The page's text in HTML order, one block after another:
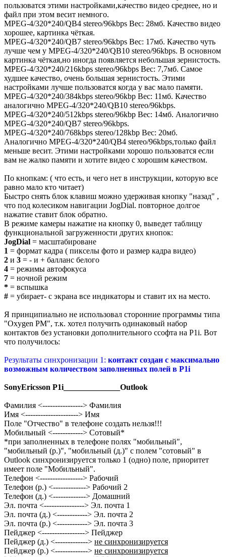
пользоватся этими настройками,качество видео среднее, но и
файл при этом весит немного.
MPEG-4/320*240/QB4 stereo/96kbps Вес: 28мб. Качество видео
хорошее, картинка чёткая.
MPEG-4/320*240/QB7 stereo/96kbps Вес: 17мб. Качество чуть
лучше чем у MPEG-4/320*240/QB10 stereo/96kbps. В основном
картинка чёткая,но иногда появляется небольшая зернистость.
MPEG-4/320*240/216kbps stereo/96kbps Вес: 7,7мб. Самое
худшее качество, очень большая зернистость. Этими
настройками лучше пользоватся когда у вас мало памяти.
MPEG-4/320*240/384kbps stereo/96kbp Вес: 11мб. Качество
аналогично MPEG-4/320*240/QB10 stereo/96kbps.
MPEG-4/320*240/512kbps stereo/96kbp Вес: 14мб. Аналогично
MPEG-4/320*240/QB7 stereo/96kbps.
MPEG-4/320*240/768kbps stereo/128kbp Вес: 20мб.
Аналогично MPEG-4/320*240/QB4 stereo/96kbps,только файл
меньше весит. Этими настройками хорошо пользоватся если
вам не жалко памяти и хотите видео с хорошим качеством.
По кнопкам: ( что есть, и чего нет в инструкции, которую все
равно мало кто читает)
Быстро снять блок клавиш можно удерживая кнопку "назад" ,
что под колесиком навигации JogDial. повторное долгое
нажатие ставит блок обратно.
В режиме камеры нажатие на кнопку 0, выведет таблицу
функциональной загруженности других кнопок:
JogDial = масштабироване
1 = формат кадра ( пикселы фото и размер кадра видео)
2 и 3 = - и + балланс белого
4 = режимы автофокуса
7 = ночной режим
* = вспышка
# = убирает- с экрана все индикаторы и ставит их на место.
Я принципиально не использовал сторонние программы типа
"Oxygen PM", т.к. хотел получить одинаковый набор
контактов без установки дополнительного ссофта на P1i. Вот
что получилось:
Результаты синхронизации 1: контакт создан с максимально
возможным количеством заполненных полей в P1i
SonyEricsson P1i______________Outlook
Фамилия <----------------> Фамилия
Имя <---------------------> Имя
Поле "Отчество" в телефоне создать нельзя!!!
Мобильный <------------> Сотовый*
*при заполненных в телефоне полях "мобильный",
"мобильный (р.)", "мобильный (д.)" с полем "сотовый" в
Outlook синхронизируется только 1 (одно) поле, приоритет
имеет поле "Мобильный".
Телефон <-----------------> Рабочий
Телефон (р.) <-------------> Рабочий 2
Телефон (д.) <-------------> Домашний
Эл. почта <----------------> Эл. почта 1
Эл. почта (д.) <------------> Эл. почта 2
Эл. почта (р.) <------------> Эл. почта 3
Пейджер <-----------------> Пейджер
Пейджер (д.) <-------------> не синхронизируется
Пейджер (р.) <-------------> не синхронизируется